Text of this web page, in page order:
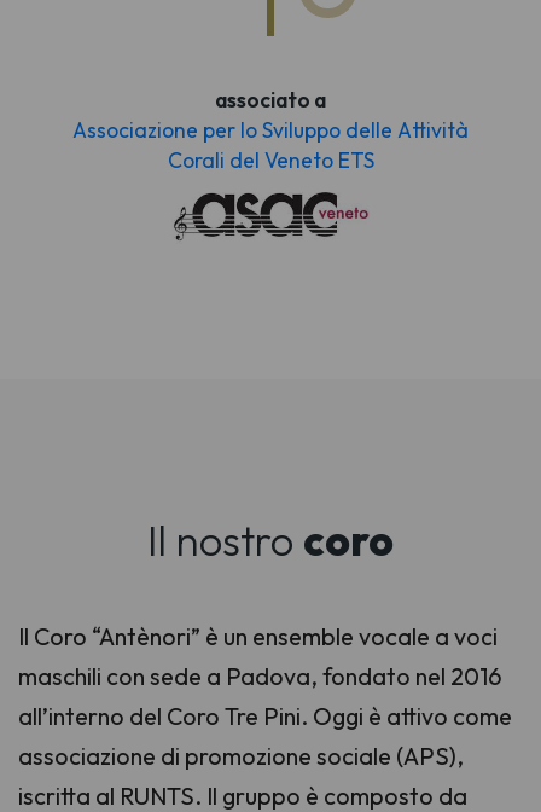
associato a
Associazione per lo Sviluppo delle Attività
Corali del Veneto ETS
Il nostro coro
Il Coro “Antènori” è un ensemble vocale a voci
maschili con sede a Padova, fondato nel 2016
all’interno del Coro Tre Pini. Oggi è attivo come
associazione di promozione sociale (APS),
iscritta al RUNTS. Il gruppo è composto da